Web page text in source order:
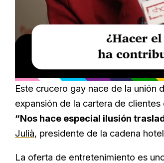
20.99%
Este crucero gay nace de la unión
expansión de la cartera de
“Nos hace especial ilusión
Julià, presidente de la cadena
La oferta de entretenimiento es